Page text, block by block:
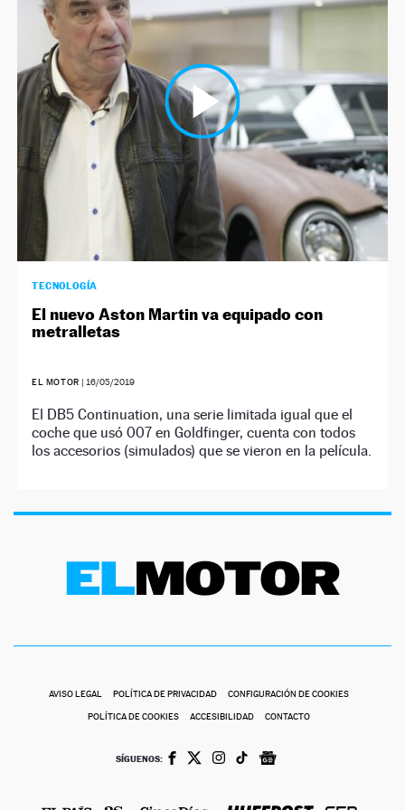
NEWSLETTER
SÍGUENOS
TECNOLOGÍA
El nuevo Aston Martin va equipado con
metralletas
EL MOTOR | 16/05/2019
El DB5 Continuation, una serie limitada igual que el
coche que usó 007 en Goldfinger, cuenta con todos
los accesorios (simulados) que se vieron en la película.
AVISO LEGAL POLÍTICA DE PRIVACIDAD CONFIGURACIÓN DE COOKIES
POLÍTICA DE COOKIES ACCESIBILIDAD CONTACTO
SÍGUENOS: